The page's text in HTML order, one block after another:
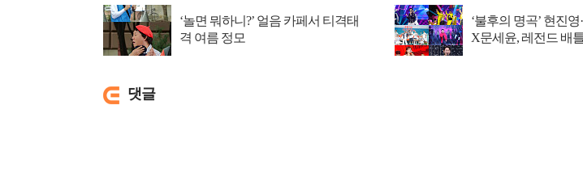
‘놀면 뭐하니?’ 얼음 카페서 티격태
격 여름 정모
‘불후의 명곡’ 현진
X문세윤, 레전드 배
댓글